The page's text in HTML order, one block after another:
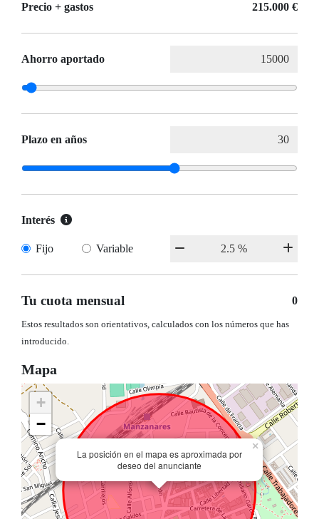
Precio + gastos 215.000 €
Ahorro aportado
Plazo en años
Interés
Fijo Variable
Tu cuota mensual 0
Estos resultados son orientativos, calculados con los números que has
introducido.
Mapa
La posición en el mapa es aproximada por
deseo del anunciante
×
+
−